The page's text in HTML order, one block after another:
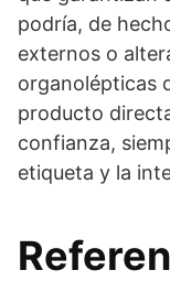
podría, de
externos o
organolépticas
producto
confianza,
etiqueta y la